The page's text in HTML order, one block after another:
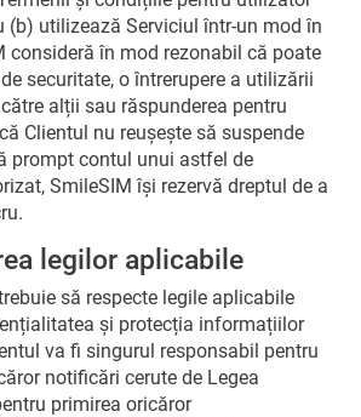
(b) utilizează Serviciul într-un mod în
consideră în mod rezonabil că poate
securitate, o întrerupere a utilizării
alții sau răspunderea pentru
Clientul nu reușește să suspende
prompt contul unui astfel de
SmileSIM își rezervă dreptul de a
legilor aplicabile
să respecte legile aplicabile
și protecția informațiilor
va fi singurul responsabil pentru
notificări cerute de Legea
primirea oricăror